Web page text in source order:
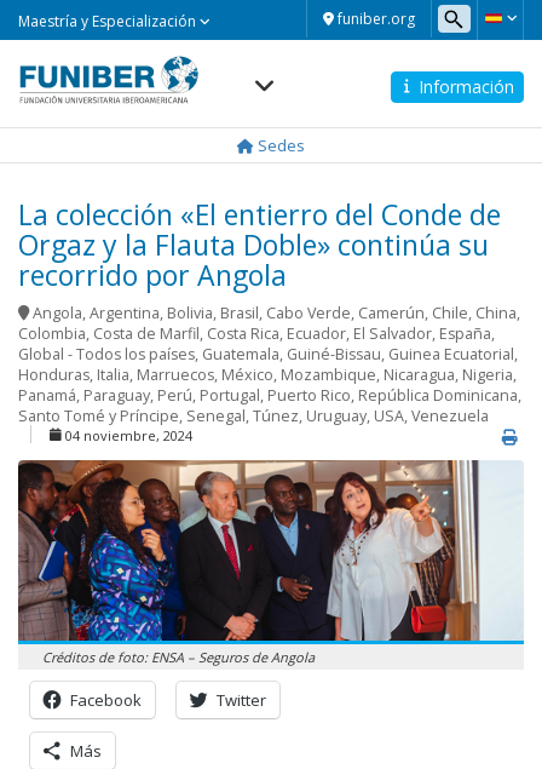
funiber.org
Maestría y Especialización
Información
Sedes
La colección «El entierro del Conde de
Orgaz y la Flauta Doble» continúa su
recorrido por Angola
Angola,Argentina, Bolivia, Brasil, Cabo Verde, Camerún, Chile, China,
Colombia, Costa de Marfil, Costa Rica, Ecuador, El Salvador, España,
Global - Todos los países, Guatemala, Guiné-Bissau, Guinea Ecuatorial,
Honduras, Italia, Marruecos, México, Mozambique, Nicaragua, Nigeria,
Panamá, Paraguay, Perú, Portugal, Puerto Rico, República Dominicana,
Santo Tomé y Príncipe, Senegal,Túnez, Uruguay, USA,Venezuela
04 noviembre, 2024
Créditos de foto: ENSA – Seguros de Angola
Facebook Twitter
Más